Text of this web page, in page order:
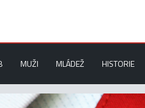
MUŽI MLÁDEŽ HISTORIE